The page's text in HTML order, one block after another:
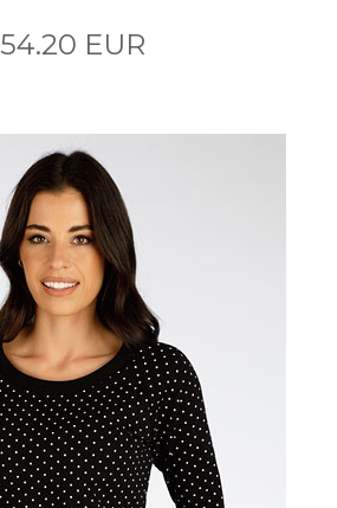
54.20 EUR